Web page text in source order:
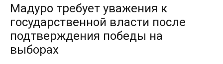
Мадуро требует уважения к
государственной власти после
подтверждения победы на
выборах